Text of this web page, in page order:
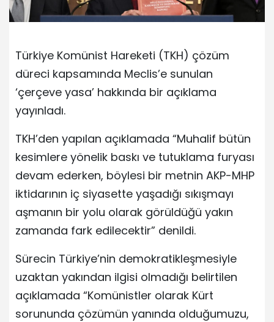
Türkiye Komünist Hareketi (TKH) çözüm
düreci kapsamında Meclis’e sunulan
‘çerçeve yasa’ hakkında bir açıklama
yayınladı.
TKH’den yapılan açıklamada “Muhalif bütün
kesimlere yönelik baskı ve tutuklama furyası
devam ederken, böylesi bir metnin AKP-MHP
iktidarının iç siyasette yaşadığı sıkışmayı
aşmanın bir yolu olarak görüldüğü yakın
zamanda fark edilecektir” denildi.
Sürecin Türkiye’nin demokratikleşmesiyle
uzaktan yakından ilgisi olmadığı belirtilen
açıklamada “Komünistler olarak Kürt
sorununda çözümün yanında olduğumuzu,